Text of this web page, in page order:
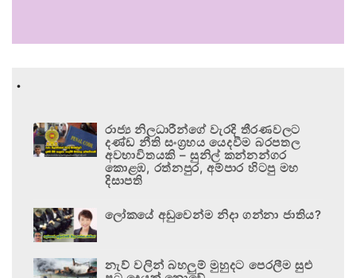
.
රාජ්‍ය නිලධාරීන්ගේ වැරදි තීරණවලට
දණ්ඩ නීති සංග්‍රහය යෙදවීම බරපතල
අවභාවිතයකි – සුනිල් කන්නන්ගර
කොළඹ, රත්නපුර, අම්පාර හිටපු මහ
දිසාපති
ලෝකයේ අඩුවෙන්ම නිදා ගන්නා ජාතිය?
නැව් වලින් බහලුම් මුහුදට පෙරලීම සුළු